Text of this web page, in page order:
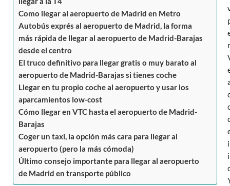
Como llegar al aeropuerto de Madrid en Metro
Autobús exprés al aeropuerto de Madrid, la forma
más rápida de llegar al aeropuerto de Madrid-Barajas
desde el centro
El truco definitivo para llegar gratis o muy barato al
aeropuerto de Madrid-Barajas si tienes coche
Llegar en tu propio coche al aeropuerto y usar los
aparcamientos low-cost
Cómo llegar en VTC hasta el aeropuerto de Madrid-
Barajas
Coger un taxi, la opción más cara para llegar al
aeropuerto (pero la más cómoda)
Último consejo importante para llegar al aeropuerto
de Madrid en transporte público